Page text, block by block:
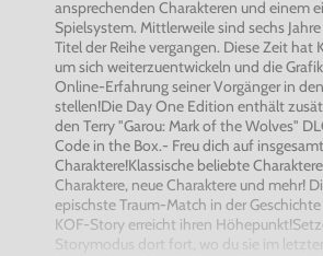
ansprechenden Charakteren und einem
Spielsystem. Mittlerweile sind sechs
Titel der Reihe vergangen. Diese Zeit hat
um sich weiterzuentwickeln und die
Online-Erfahrung seiner Vorgänger in
stellen!Die Day One Edition enthält
den Terry "Garou: Mark of the Wolves"
Code in the Box.- Freu dich auf
Charaktere!Klassische beliebte
Charaktere, neue Charaktere und mehr!
epischste Traum-Match in der
KOF-Story erreicht ihren
Storymodus dort fort, wo du sie im